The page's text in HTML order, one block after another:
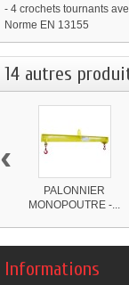
- 4 crochets tournants
Norme EN 13155
14 autres
PALONNIER
MONOPOUTRE -...
‹
Informations